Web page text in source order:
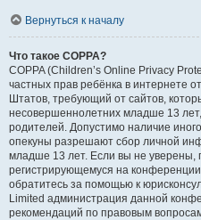
Вернуться к началу
Что такое COPPA?
COPPA (Children’s Online Privacy
частных прав ребёнка в интернете
Штатов, требующий от сайтов,
несовершеннолетних младше 13
родителей. Допустимо наличие
опекуны разрешают сбор личной
младше 13 лет. Если вы не уверены,
регистрирующемуся на
обратитесь за помощью к
Limited администрация данной
рекомендаций по правовым